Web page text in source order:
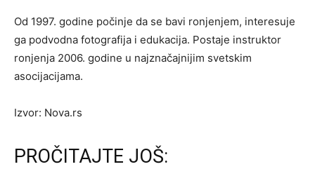
Od 1997. godine počinje da se bavi ronjenjem, interesuje
ga podvodna fotografija i edukacija. Postaje instruktor
ronjenja 2006. godine u najznačajnijim svetskim
asocijacijama.
Izvor: Nova.rs
PROČITAJTE JOŠ: